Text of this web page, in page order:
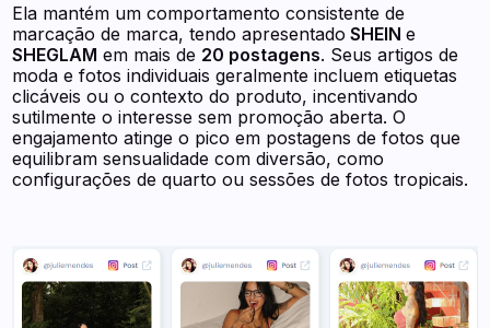
Ela mantém um comportamento consistente de
marcação de marca, tendo apresentado SHEINe
SHEGLAM em mais de 20 postagens. Seus artigos de
moda e fotos individuais geralmente incluem etiquetas
clicáveis ou o contexto do produto, incentivando
sutilmente o interesse sem promoção aberta. O
engajamento atinge o pico em postagens de fotos que
equilibram sensualidade com diversão, como
configurações de quarto ou sessões de fotos tropicais.